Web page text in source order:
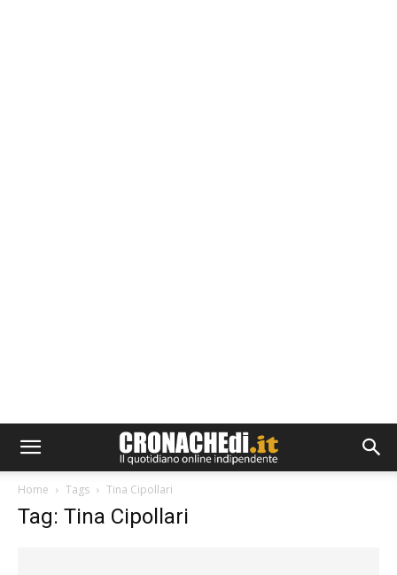
Home Tags Tina Cipollari
Tag: Tina Cipollari